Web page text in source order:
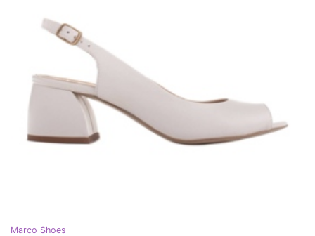
Marco Shoes